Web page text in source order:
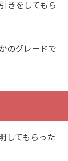
きをしてもら
のグレードで
してもらった